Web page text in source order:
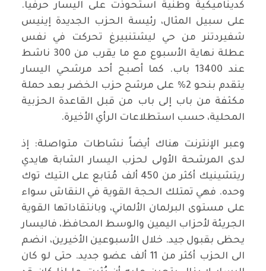
كديناميكية وطنية استحوذت على اليسار حرفياً.
على سبيل المثال، رئيسة الحزب الجديدة إينيس
شفيردتنر من حي ليشتنبيرغ تحركت في نفس
عطلة نهاية الأسبوع مع ما يقرب من 300 ناشط
عند 13400 باب. كما أصبح أحد مرشحي اليسار
يتقدم بنحو 2% على مرشح حزب الخضر بعد حملة
مكثفة من باب إلى باب من قبل القاعدة الحزبية
المحلية، حسب استطلاعات الرأي الأخيرة.
وعبر الإنترنت هناك أيضاً نشاطات متواصلة: إذ
لدى المرشحة الأولى لحزب اليسار الشابة هايدي
ريتشينيك أكثر من 450 ألف مُتابع على التيك توك
وحده. فهي تمتلك الحجة القوية في النقاش سواء
على مستوى البرلمان الألماني، وبانتقاداتها القوية
الجريئة لأحزاب اليمين والوسط المحافظ، فاليسار
يحظى بقبول جيد. خلال الأسبوعين الأخيرين، انضم
الى الحزب أكثر من 11 ألف عضو جديد. حتى لو كان